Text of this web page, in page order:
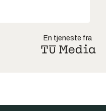
En tjeneste fra